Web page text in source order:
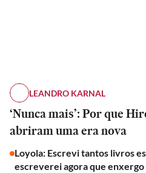
LEANDRO KARNAL
‘Nunca mais’: Por que
abriram uma era nova
Loyola: Escrevi tantos livros
escreverei agora que enxergo